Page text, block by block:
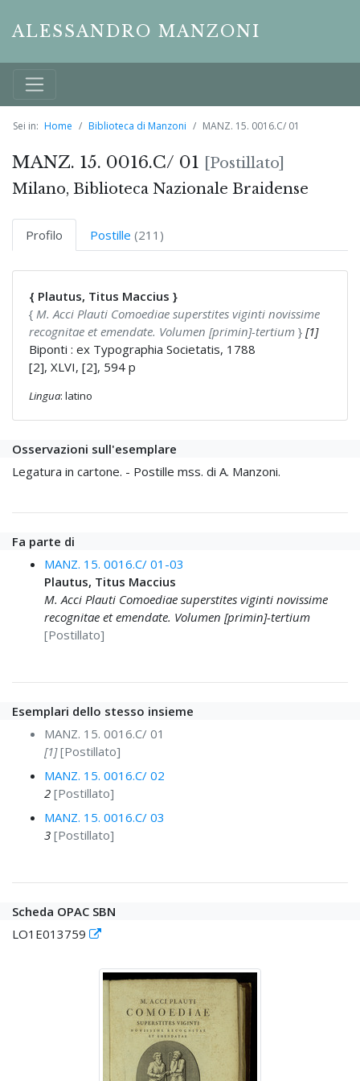
ALESSANDRO MANZONI
Sei in: Home Biblioteca di Manzoni MANZ. 15. 0016.C/ 01
MANZ. 15. 0016.C/ 01 [Postillato]
Milano, Biblioteca Nazionale Braidense
Profilo Postille (211)
{ Plautus, Titus Maccius }
{ M. Acci Plauti Comoediae superstites viginti novissime
recognitae et emendate. Volumen [primin]-tertium } [1]
Biponti : ex Typographia Societatis, 1788
[2], XLVI, [2], 594 p
Lingua: latino
Osservazioni sull'esemplare
Legatura in cartone. - Postille mss. di A. Manzoni.
Fa parte di
MANZ. 15. 0016.C/ 01-03
Plautus, Titus Maccius
M. Acci Plauti Comoediae superstites viginti novissime
recognitae et emendate. Volumen [primin]-tertium
[Postillato]
Esemplari dello stesso insieme
MANZ. 15. 0016.C/ 01
[1] [Postillato]
MANZ. 15. 0016.C/ 02
2 [Postillato]
MANZ. 15. 0016.C/ 03
3 [Postillato]
Scheda OPAC SBN
LO1E013759